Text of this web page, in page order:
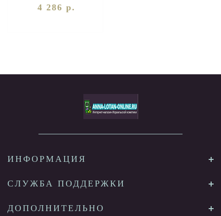
4 286 р.
ИНФОРМАЦИЯ
СЛУЖБА ПОДДЕРЖКИ
ДОПОЛНИТЕЛЬНО